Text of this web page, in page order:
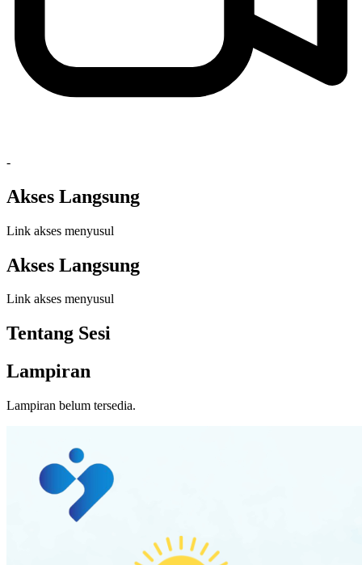
-
Akses Langsung
Link akses menyusul
Akses Langsung
Link akses menyusul
Tentang Sesi
Lampiran
Lampiran belum tersedia.